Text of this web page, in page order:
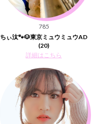
785
ちぃ汰‎🐾🐶東京ミュウミュウAD
(20)
詳細はこちら